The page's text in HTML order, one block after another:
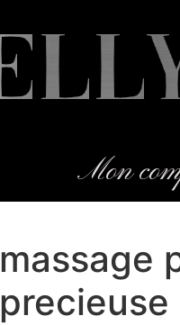
Mon
massage
precieuse